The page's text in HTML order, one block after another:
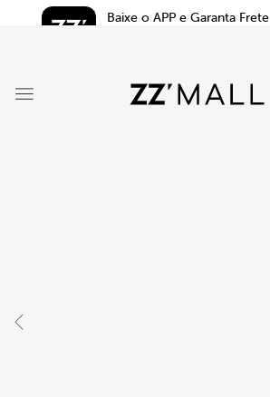
Baixe o APP e Garanta Frete